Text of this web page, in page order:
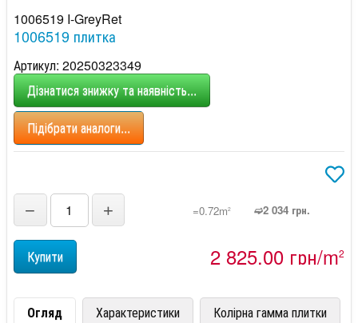
1006519 I-GreyRet
1006519 плитка
Артикул: 20250323349
Дізнатися знижку та наявність...
Підібрати аналоги...
− + =0.72m2 ➫2 034 грн.
2 825,00 грн/m2
Огляд Характеристики
Колірна гамма плитки